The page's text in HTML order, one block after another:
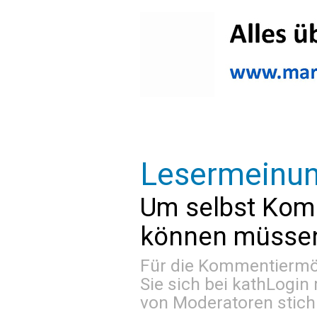
Um selbst
können
Für die
Sie sich bei kathLogin
von Moderatoren